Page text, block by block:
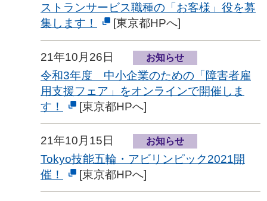
ストランサービス職種の「お客様」役を募
集します！
[東京都HPへ]
21年10月26日 お知らせ
令和3年度 中小企業のための「障害者雇
用支援フェア」をオンラインで開催しま
す！
[東京都HPへ]
21年10月15日 お知らせ
Tokyo技能五輪・アビリンピック2021開
催！
[東京都HPへ]